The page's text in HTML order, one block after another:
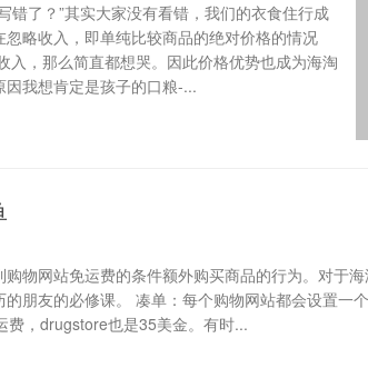
错了？”其实大家没有看错，我们的衣食住行成
略收入，即单纯比较商品的绝对价格的情况
入，那么简直都想哭。因此价格优势也成为海淘
我想肯定是孩子的口粮-...
物网站免运费的条件额外购买商品的行为。对于
朋友的必修课。 凑单：每个购物网站都会设置一
费，drugstore也是35美金。有时...